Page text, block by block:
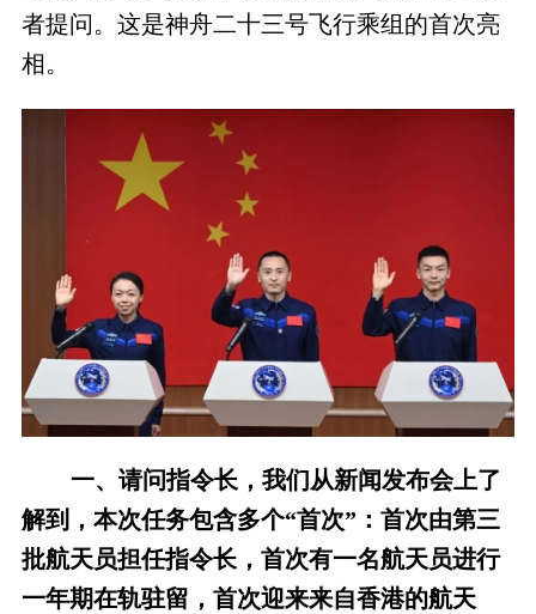
者提问。这是神舟二十三号飞行乘组的首次亮
相。
一、请问指令长，我们从新闻发布会上了
解到，本次任务包含多个“首次”：首次由第三
批航天员担任指令长，首次有一名航天员进行
一年期在轨驻留，首次迎来来自香港的航天